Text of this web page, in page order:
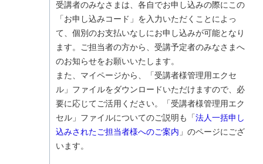
受講者のみなさまは、各自でお申し込みの際にこの
「お申し込みコード」を入力いただくことによっ
て、個別のお支払いなしにお申し込みが可能となり
ます。ご担当者の方から、受講予定者のみなさまへ
のお知らせをお願いいたします。
また、マイページから、「受講者様管理用エクセ
ル」ファイルをダウンロードいただけますので、必
要に応じてご活用ください。「受講者様管理用エク
セル」ファイルについてのご説明も「法人一括申し
込みされたご担当者様へのご案内 」のページにござ
います。